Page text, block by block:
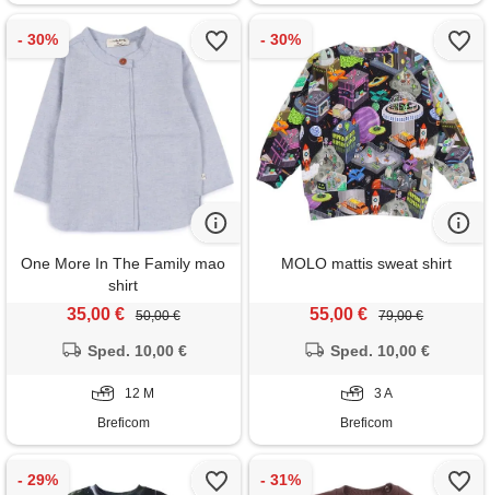
One More In The Family mao
shirt
35,00 € 50,00 €
Sped. 10,00 €
12 M
Breficom
MOLO mattis sweat shirt
55,00 € 79,00 €
Sped. 10,00 €
3 A
Breficom